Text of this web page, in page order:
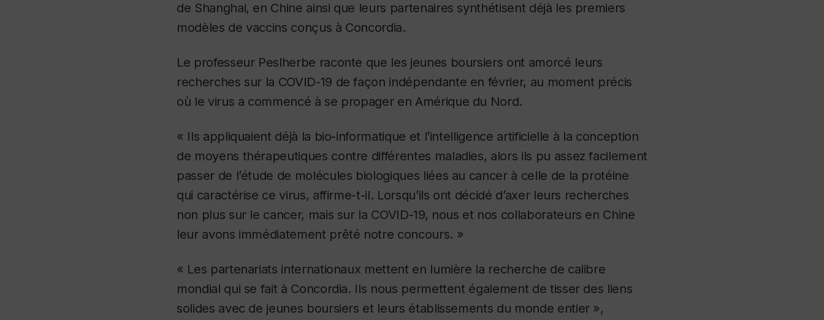
de Shanghai, en Chine ainsi que leurs partenaires synthétisent déjà les premiers
modèles de vaccins conçus à Concordia.
Le professeur Peslherbe raconte que les jeunes boursiers ont amorcé leurs
recherches sur la COVID-19 de façon indépendante en février, au moment précis
où le virus a commencé à se propager en Amérique du Nord.
« Ils appliquaient déjà la bio-informatique et l’intelligence artificielle à la conception
de moyens thérapeutiques contre différentes maladies, alors ils pu assez facilement
passer de l’étude de molécules biologiques liées au cancer à celle de la protéine
qui caractérise ce virus, affirme-t-il. Lorsqu’ils ont décidé d’axer leurs recherches
non plus sur le cancer, mais sur la COVID-19, nous et nos collaborateurs en Chine
leur avons immédiatement prêté notre concours. »
« Les partenariats internationaux mettent en lumière la recherche de calibre
mondial qui se fait à Concordia. Ils nous permettent également de tisser des liens
solides avec de jeunes boursiers et leurs établissements du monde entier »,